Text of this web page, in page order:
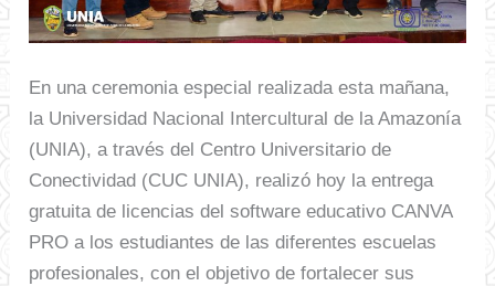
En una ceremonia especial realizada esta mañana,
la Universidad Nacional Intercultural de la Amazonía
(UNIA), a través del Centro Universitario de
Conectividad (CUC UNIA), realizó hoy la entrega
gratuita de licencias del software educativo CANVA
PRO a los estudiantes de las diferentes escuelas
profesionales, con el objetivo de fortalecer sus